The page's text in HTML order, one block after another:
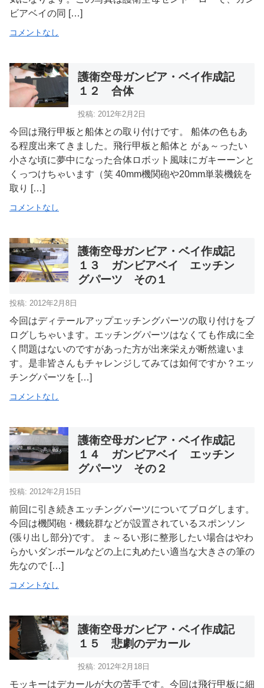
ビアベイの同 […]
コメントなし
護衛空母ガンビア・ベイ作成記
１２ 合体
投稿: 2012年2月2日
今回は飛行甲板と船体との取り付けです。 船体の色もあ
る程度出来てきました。飛行甲板と船体と がぁ～ったい
小さな頃に夢中になった合体ロボット風味にガキーーンと
くっつけちゃいます（笑 40mm機関砲や20mm単装機銃を
取り […]
コメントなし
護衛空母ガンビア・ベイ作成記
１３ ガンビアベイ エッチン
グパーツ その１
投稿: 2012年2月8日
今回はディテールアップエッチングパーツの取り付けをブ
ログしちゃいます。エッチングパーツはなくても作成に全
く問題はないのですがあった方が出来栄えが断然違いま
す。是非皆さんもチャレンジしてみては如何ですか？エッ
チングパーツを […]
コメントなし
護衛空母ガンビア・ベイ作成記
１４ ガンビアベイ エッチン
グパーツ その２
投稿: 2012年2月15日
前回に引き続きエッチングパーツについてブログします。
今回は機関砲・機銃群などが設置されているスポンソン
(張り出し部分)です。 ま～るい形に整形したい場合はやわ
らかいダンボールなどの上に丸めたい適当な大きさの筆の
先なので […]
コメントなし
護衛空母ガンビア・ベイ作成記
１５ 悲劇のデカール
投稿: 2012年2月18日
モッキーはデカールが大の苦手です。今回は飛行甲板に細